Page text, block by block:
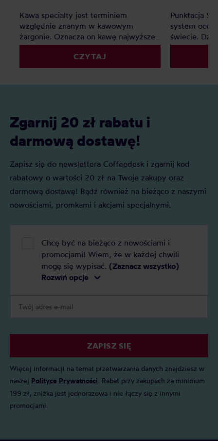
Kawa specialty jest terminiem
względnie znanym w kawowym
żargonie. Oznacza on kawę najwyższej
jakości, jednak co z kawą premium?
Czy to tylko chwyt marketingowy czy
faktyczna ocena jakości? Z tego
domu?
CZYTAJ
Punktacja
system
świecie.
palarnie i
kryteriów. Z
Zgarnij 20 zł rabatu i
darmową dostawę!
Zapisz się do newslettera Coffeedesk i zgarnij kod
rabatowy o wartości 20 zł na Twoje zakupy oraz
darmową dostawę! Bądź również na bieżąco z naszymi
nowościami, promkami i akcjami specjalnymi.
Chcę być na bieżąco z nowościami i
promocjami! Wiem, że w każdej chwili
mogę się wypisać. (Zaznacz wszystko)
Rozwiń opcje
ZAPISZ SIĘ
Więcej informacji na temat przetwarzania danych znajdziesz w
naszej Polityce Prywatności . Rabat przy zakupach za minimum
199 zł, zniżka jest jednorazowa i nie łączy się z innymi
promocjami.